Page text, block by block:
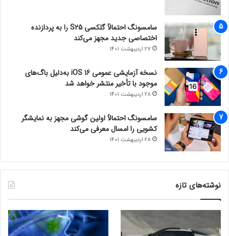
سامسونگ احتمالاً گلکسی S25 را به پردازنده
اختصاصی جدید مجهز می‌کند
27 اردیبهشت 1401
نسخه آزمایشی عمومی iOS 16 به‌دلیل باگ‌های
موجود با تأخیر منتشر خواهد شد
28 اردیبهشت 1401
سامسونگ احتمالاً اولین گوشی مجهز به نمایشگر
کشویی را امسال معرفی می‌کند
28 اردیبهشت 1401
نوشته‌های تازه